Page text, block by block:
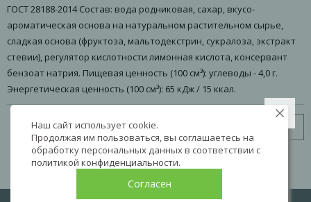
ГОСТ 28188-2014 Состав: вода родниковая, сахар, вкусо-
ароматическая основа на натуральном растительном сырье,
сладкая основа (фруктоза, мальтодекстрин, сукралоза, экстракт
стевии), регулятор кислотности лимонная кислота, консервант
бензоат натрия. Пищевая ценность (100 см³): углеводы - 4,0 г.
Энергетическая ценность (100 см³): 65 кДж / 15 ккал.
Узнать цену
Наш сайт использует cookie.
Продолжая им пользоваться, вы соглашаетесь на
обработку персональных данных в соответствии с
политикой конфиденциальности.
Согласен